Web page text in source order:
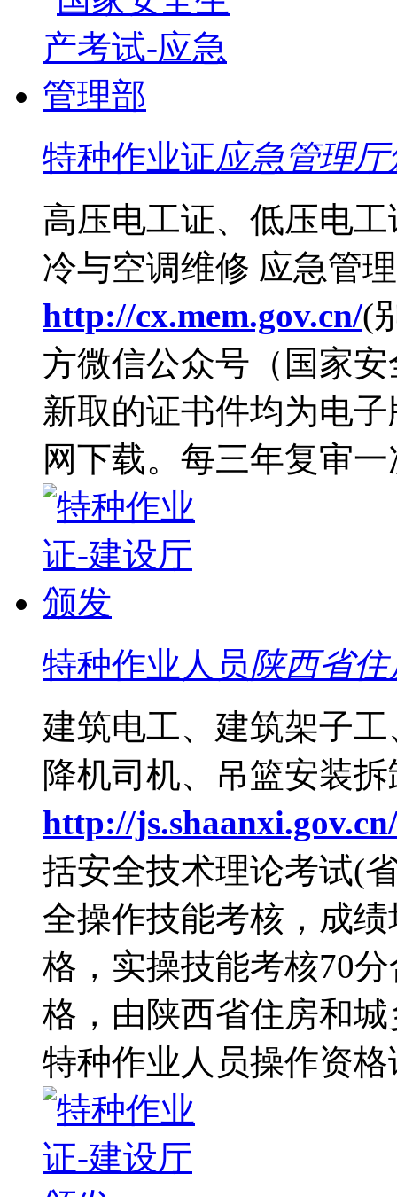
特种作业证应急管理
高压电工证、低压电
冷与空调维修 应急管
http://cx.mem.gov.cn/(
方微信公众号（国家
新取的证书件均为电
网下载。每三年复审
特种作业人员陕西省
建筑电工、建筑架子
降机司机、吊篮安装
http://js.shaanxi.gov.cn/
括安全技术理论考试(
全操作技能考核，成
格，实操技能考核70
格，由陕西省住房和
特种作业人员操作资